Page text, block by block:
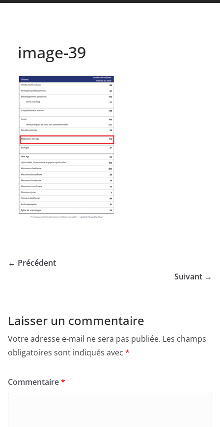
image-39
← Précédent
Suivant →
Laisser un commentaire
Votre adresse e-mail ne sera pas publiée. Les champs
obligatoires sont indiqués avec *
Commentaire*